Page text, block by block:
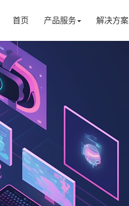
首页 产品服务 解决方案